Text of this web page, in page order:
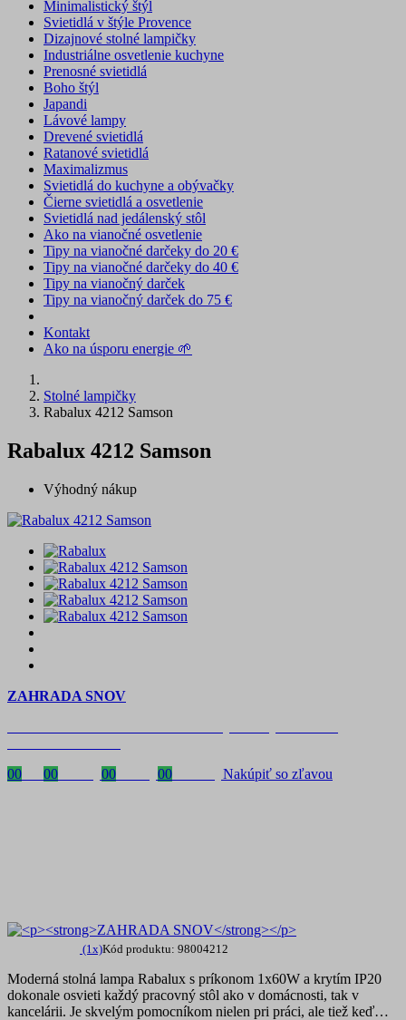
Minimalistický štýl
Svietidlá v štýle Provence
Dizajnové stolné lampičky
Industriálne osvetlenie kuchyne
Prenosné svietidlá
Boho štýl
Japandi
Lávové lampy
Drevené svietidlá
Ratanové svietidlá
Maximalizmus
Svietidlá do kuchyne a obývačky
Čierne svietidlá a osvetlenie
Svietidlá nad jedálenský stôl
Ako na vianočné osvetlenie
Tipy na vianočné darčeky do 20 €
Tipy na vianočné darčeky do 40 €
Tipy na vianočný darček
Tipy na vianočný darček do 75 €
Kontakt
Ako na úsporu energie 🌱
Stolné lampičky
Rabalux 4212 Samson
Rabalux 4212 Samson
Výhodný nákup
ZAHRADA SNOV
00
00 00 00 Nakúpiť so zľavou
(1x)Kód produktu: 98004212
Moderná stolná lampa Rabalux s príkonom 1x60W a krytím IP20
dokonale osvieti každý pracovný stôl ako v domácnosti, tak v
kancelárii. Je skvelým pomocníkom nielen pri práci, ale tiež keď…